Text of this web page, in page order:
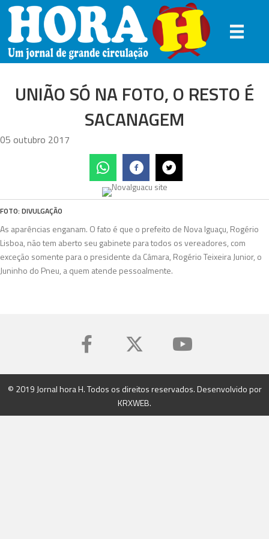
UNIÃO SÓ NA FOTO, O RESTO É
SACANAGEM
05 outubro 2017
FOTO: DIVULGAÇÃO
As aparências enganam. O fato é que o prefeito de Nova Iguaçu, Rogério
Lisboa, não tem aberto seu gabinete para todos os vereadores, com
exceção somente para o presidente da Câmara, Rogério Teixeira Junior, o
Juninho do Pneu, a quem atende pessoalmente.
© 2019 Jornal hora H. Todos os direitos reservados. Desenvolvido por
KRXWEB.